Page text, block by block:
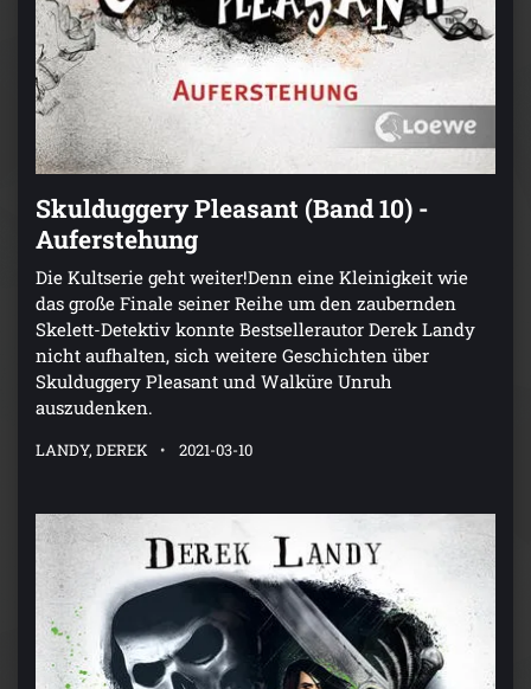
Skulduggery Pleasant (Band 10) -
Auferstehung
Die Kultserie geht weiter!Denn eine Kleinigkeit wie
das große Finale seiner Reihe um den zaubernden
Skelett-Detektiv konnte Bestsellerautor Derek Landy
nicht aufhalten, sich weitere Geschichten über
Skulduggery Pleasant und Walküre Unruh
auszudenken.
LANDY, DEREK 2021-03-10